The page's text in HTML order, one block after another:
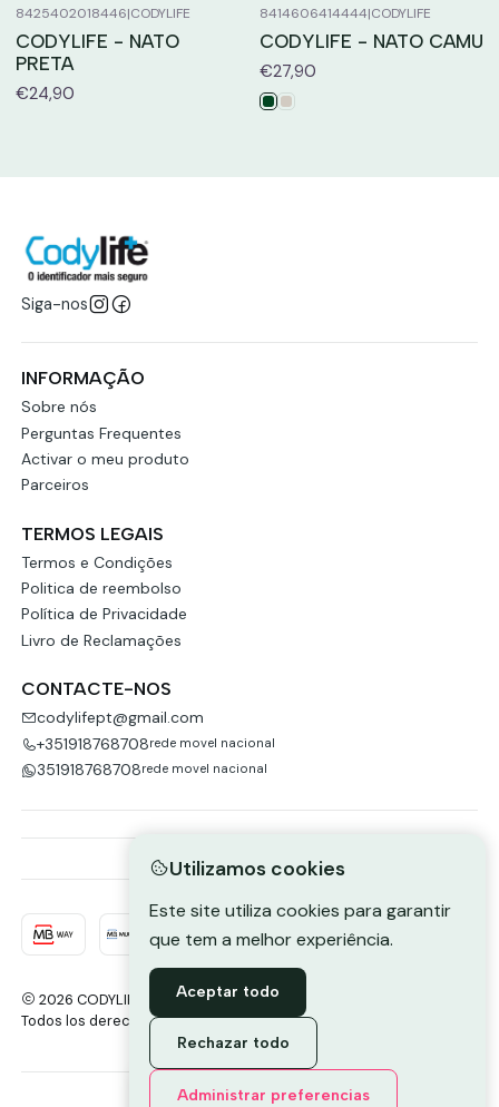
8425402018446|CODYLIFE
CODYLIFE - NATO
PRETA
€24,90
8414606414444|CODYLIFE
CODYLIFE - NATO CAMU
€27,90
Siga-nos
INFORMAÇÃO
Sobre nós
Perguntas Frequentes
Activar o meu produto
Parceiros
TERMOS LEGAIS
Termos e Condições
Politica de reembolso
Política de Privacidade
Livro de Reclamações
CONTACTE-NOS
codylifept@gmail.com
+351918768708rede movel nacional
351918768708rede movel nacional
2026 CODYLIFE-PORTUGAL.
Todos los derechos reservados.Desarrollado por Jumpseller
Envie-nos uma mensagem de
Utilizamos cookies
Este site utiliza cookies para garantir
que tem a melhor experiência.
Aceptar todo
Rechazar todo
Administrar preferencias